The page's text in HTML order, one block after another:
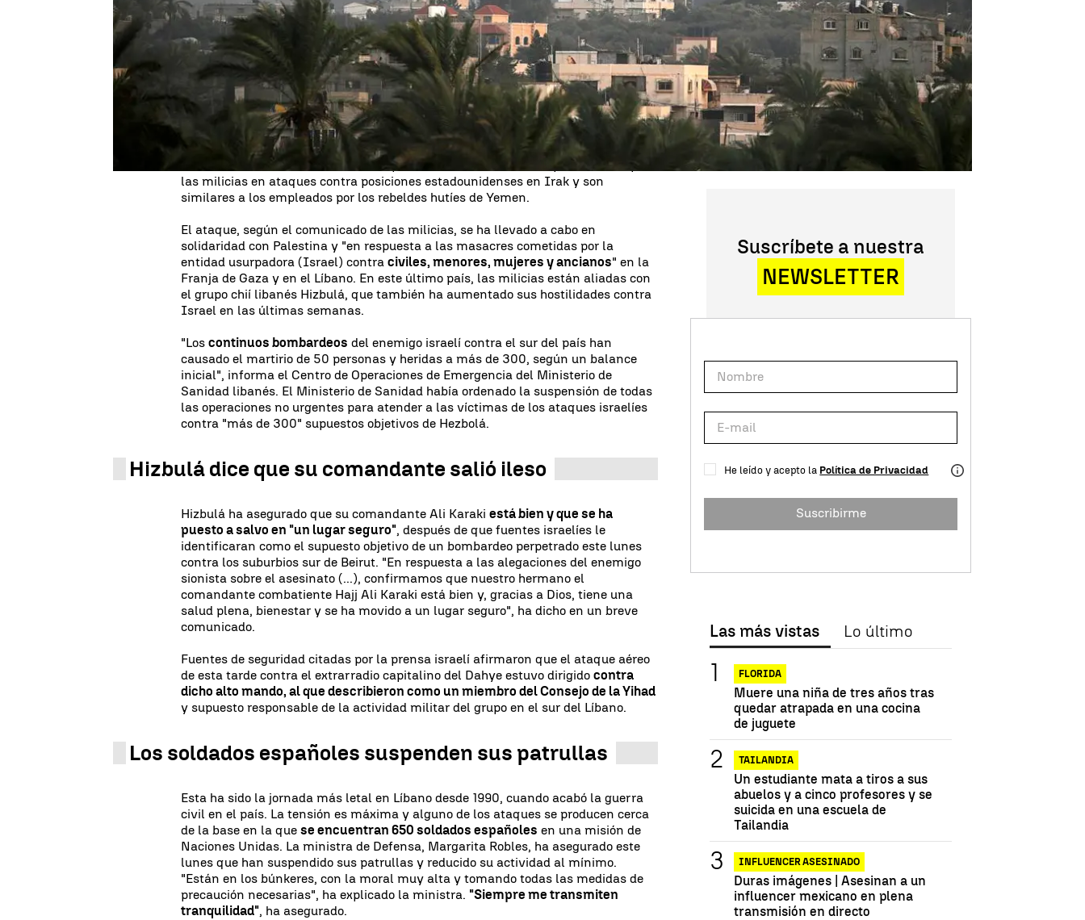
Crece el temor por el posible estallido de una guerra a gran escala. Al menos492
personas, entre ellas 35 niños 58 mujeres, han muerto este lunes por los
ataques israelíes sobre el sur del Líbano.Además,hay más de 1.645 heridos,
según datos aportados por el Ministerio de Salud del Líbano.
Las milicias proiraníes de la Resistencia Islámica en Irakhan intensificado su
ofensiva contra Israel, en un contexto de creciente violencia en Oriente Medio. A
través de un comunicado, estas facciones armadas afirmaron haber lanzado un
dron suicida
tipo Al Arfad contra "un objetivo no especificado" en el Valle del
Jordán. Estos vehículos aéreos no tripulados han sido utilizados previamente por
las milicias en ataques contra posiciones estadounidenses en Irak y son
similares a los empleados por los rebeldes hutíes de Yemen.
El ataque, según el comunicado de las milicias, se ha llevado a cabo en
solidaridad con Palestina y "en respuesta a las masacres cometidas por la
entidad usurpadora (Israel) contraciviles, menores, mujeres y ancianos" en la
Franja de Gaza y en el Líbano. En este último país, las milicias están aliadas con
el grupo chií libanés Hizbulá, que también ha aumentado sus hostilidades contra
Israel en las últimas semanas.
"Loscontinuos bombardeos del enemigo israelí contra el sur del país han
causado el martirio de 50 personas y heridas a más de 300, según un balance
inicial", informa el Centro de Operaciones de Emergencia del Ministerio de
Sanidad libanés. El Ministerio de Sanidad había ordenado la suspensión de todas
las operaciones no urgentes para atender a las víctimas de los ataques israelíes
contra "más de 300" supuestos objetivos de Hezbolá.
Hizbulá dice que su comandante salió ileso
Hizbulá ha asegurado que su comandante Ali Karakiestá bien y que se ha
puesto a salvo en "un lugar seguro", después de que fuentes israelíes le
identificaran como el supuesto objetivo de un bombardeo perpetrado este lunes
contra los suburbios sur de Beirut. "En respuesta a las alegaciones del enemigo
sionista sobre el asesinato (...), confirmamos que nuestro hermano el
comandante combatiente Hajj Ali Karaki está bien y, gracias a Dios, tiene una
salud plena, bienestar y se ha movido a un lugar seguro", ha dicho en un breve
comunicado.
Fuentes de seguridad citadas por la prensa israelí afirmaron que el ataque aéreo
de esta tarde contra el extrarradio capitalino del Dahye estuvo dirigidocontra
dicho alto mando, al que describieron como un miembro del Consejo de la Yihad
y supuesto responsable de la actividad militar del grupo en el sur del Líbano.
Los soldados españoles suspenden sus patrullas
Esta ha sido la jornada más letal en Líbano desde 1990, cuando acabó la guerra
civil en el país. La tensión es máxima y alguno de los ataques se producen cerca
de la base en la quese encuentran 650 soldados españoles en una misión de
Naciones Unidas. La ministra de Defensa, Margarita Robles, ha asegurado este
lunes que han suspendido sus patrullas y reducido su actividad al mínimo.
"Están en los búnkeres, con la moral muy alta y tomando todas las medidas de
precaución necesarias", ha explicado la ministra. "Siempre me transmiten
tranquilidad", ha asegurado.
Suscríbete a nuestra
NEWSLETTER
He leído y acepto la Política de Privacidad
Suscribirme
Las más vistas Lo último
FLORIDA
Muere una niña de tres años tras
quedar atrapada en una cocina
de juguete
TAILANDIA
Un estudiante mata a tiros a sus
abuelos y a cinco profesores y se
suicida en una escuela de
Tailandia
INFLUENCER ASESINADO
Duras imágenes | Asesinan a un
influencer mexicano en plena
transmisión en directo